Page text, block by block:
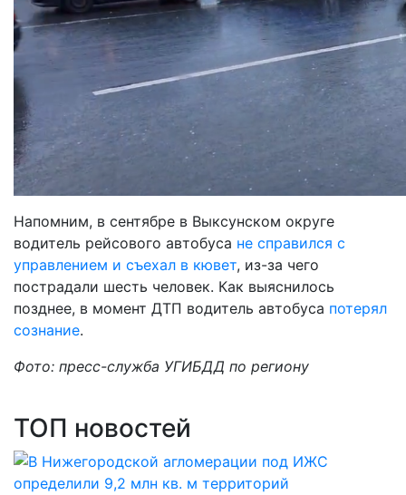
Напомним, в сентябре в Выксунском округе
водитель рейсового автобуса не справился с
управлением и съехал в кювет, из-за чего
пострадали шесть человек. Как выяснилось
позднее, в момент ДТП водитель автобуса потерял
сознание.
Фото: пресс-служба УГИБДД по региону
ТОП новостей